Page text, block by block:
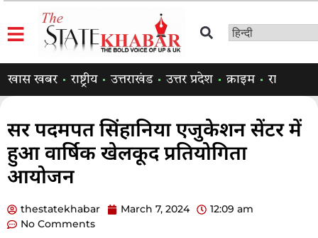
खास खबर राष्ट्रीय उत्तराखंड उत्तर प्रदेश क्राइम राजनीति
सर पदमपत सिंहानिया एजुकेशन सेंटर में
हुआ वार्षिक खेलकूद प्रतियोगिता
आयोजन
thestatekhabar March 7, 2024
12:09 am
No Comments